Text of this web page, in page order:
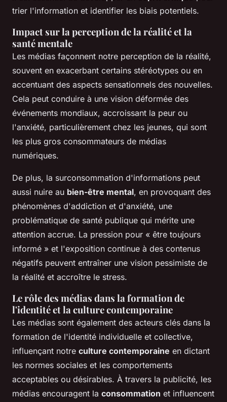
trier l'information et identifier les biais potentiels.
Impact sur la perception de la réalité et la
santé mentale
Les médias façonnent notre perception de la réalité,
souvent en exacerbant certains stéréotypes ou en
accentuant des aspects sensationnels des nouvelles.
Cela peut conduire à une vision déformée des
événements mondiaux, accroissant la peur ou
l'anxiété, particulièrement chez les jeunes, qui sont
les plus gros consommateurs de médias
numériques.
De plus, la surconsommation d'informations peut
aussi nuire au bien-être mental, en provoquant des
phénomènes d'addiction et d'anxiété, une
problématique de santé publique qui mérite une
attention accrue. La pression pour « être toujours
informé » et l'exposition continue à des contenus
négatifs peuvent entraîner une vision pessimiste de
la réalité et accroître le stress.
Le rôle des médias dans la formation de
l'identité et la culture contemporaine
Les médias sont également des acteurs clés dans la
formation de l'identité individuelle et collective,
influençant notre culture contemporaine en dictant
les normes sociales et les comportements
acceptables ou désirables. À travers la publicité, les
médias encouragent la consommation et influencent